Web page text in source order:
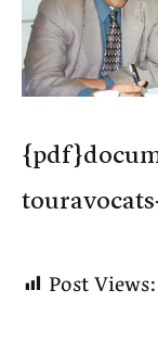
Post Views: